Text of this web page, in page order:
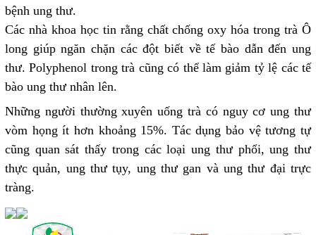
bệnh ung thư.
Các nhà khoa học tin rằng chất chống oxy hóa trong trà Ô
long giúp ngăn chặn các đột biết về tế bào dẫn đến ung
thư. Polyphenol trong trà cũng có thể làm giảm tỷ lệ các tế
bào ung thư nhân lên.
Những người thường xuyên uống trà có nguy cơ ung thư
vòm họng ít hơn khoảng 15%. Tác dụng bảo vệ tương tự
cũng quan sát thấy trong các loại ung thư phổi, ung thư
thực quản, ung thư tụy, ung thư gan và ung thư đại trực
tràng.